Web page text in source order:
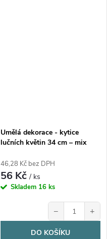
Umělá dekorace - kytice
lučních květin 34 cm – mix
46,28 Kč bez DPH
56 Kč/ ks
Skladem 16 ks
− +
DO KOŠÍKU